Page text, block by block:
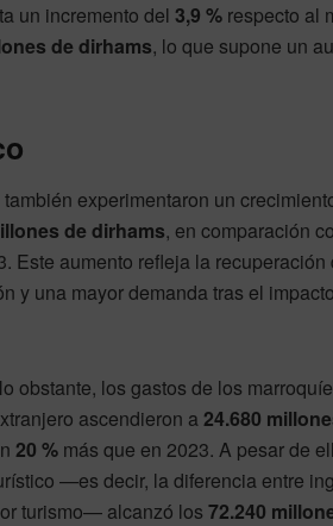
un incremento del 3,9 % respecto al
de dirhams, lo que supone un
experimentaron un
de dirhams, en comparación
Este aumento refleja la recuperación
y una mayor demanda tras el
obstante, los gastos de los
ascendieron a24.680
20 % más que en 2023. A pesar de
—es decir, la diferencia entre
turismo— alcanzó los 72.240